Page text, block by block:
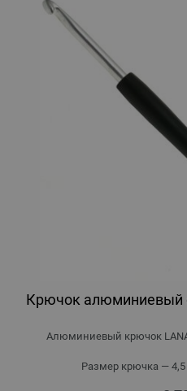
Крючок алюминиевый
Алюминиевый крючок LANA
Размер крючка —